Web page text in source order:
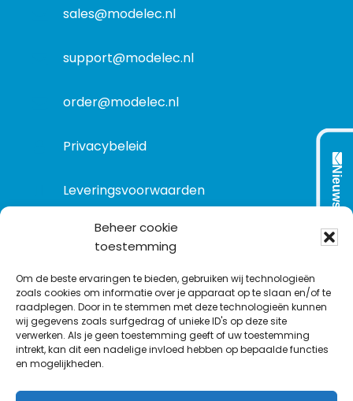
Beheer cookie
toestemming
Om de beste ervaringen te bieden, gebruiken wij technologieën
zoals cookies om informatie over je apparaat op te slaan en/of te
raadplegen. Door in te stemmen met deze technologieën kunnen
wij gegevens zoals surfgedrag of unieke ID's op deze site
verwerken. Als je geen toestemming geeft of uw toestemming
intrekt, kan dit een nadelige invloed hebben op bepaalde functies
en mogelijkheden.
s
m
sales@modelec.nl
support@modelec.nl
order@modelec.nl
Privacybeleid
Leveringsvoorwaarden
L
i
n
e
T
w
i
t
F
a
c
b
Y
o
u
u
C
o
n
a
Nieuwsbrief